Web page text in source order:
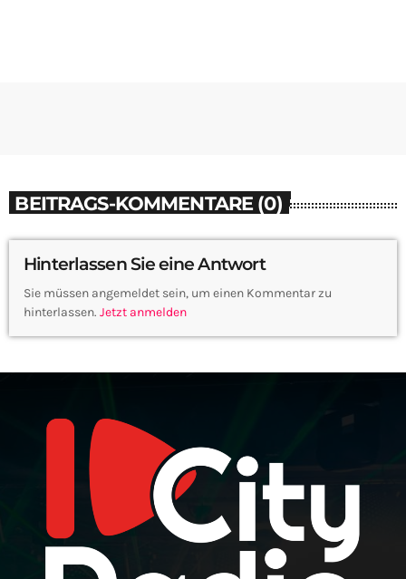
BEITRAGS-KOMMENTARE (0)
Hinterlassen Sie eine Antwort
Sie müssen angemeldet sein, um einen Kommentar zu
hinterlassen. Jetzt anmelden